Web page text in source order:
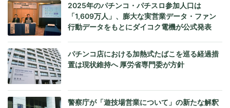
2025年のパチンコ・パチスロ参加人口は
「1,609万人」、膨大な実営業データ・ファン
行動データをもとにダイコク電機が公式発表
パチンコ店における加熱式たばこを巡る経過措
置は現状維持へ 厚労省専門委が方針
警察庁が「遊技場営業について」の新たな解釈